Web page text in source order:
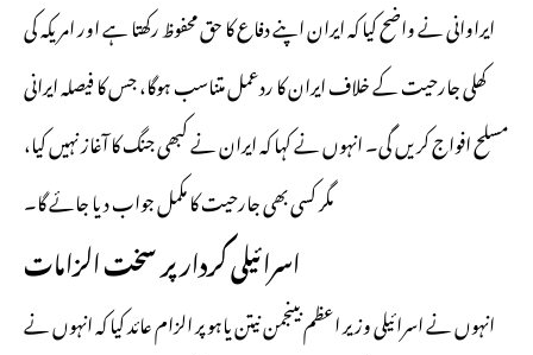
ایراوانی نے واضح کیا کہ ایران اپنے دفاع کا حق محفوظ رکھتا ہے اور امریکہ کی
کھلی جارحیت کے خلاف ایران کا ردعمل متناسب ہوگا، جس کا فیصلہ ایرانی
مسلح افواج کریں گی۔ انہوں نے کہا کہ ایران نے کبھی جنگ کا آغاز نہیں کیا،
مگر کسی بھی جارحیت کا مکمل جواب دیا جائے گا۔
اسرائیلی کردار پر سخت الزامات
انہوں نے اسرائیلی وزیر اعظم بینجمن نیتن یاہو پر الزام عائد کیا کہ انہوں نے